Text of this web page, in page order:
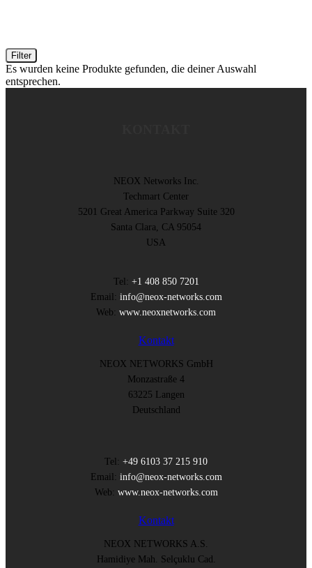
Filter
Es wurden keine Produkte gefunden, die deiner Auswahl
entsprechen.
NEOX Networks Inc.
Techmart Center
5201 Great America Parkway Suite 320
Santa Clara, CA 95054
USA
Tel: +1 408 850 7201
Email: info@neox-networks.com
Web: www.neoxnetworks.com
Kontakt
NEOX NETWORKS GmbH
Monzastraße 4
63225 Langen
Deutschland
Tel: +49 6103 37 215 910
Email: info@neox-networks.com
Web: www.neox-networks.com
Kontakt
NEOX NETWORKS A.S.
Hamidiye Mah. Selçuklu Cad.